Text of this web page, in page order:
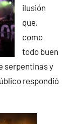
ilusión
que,
como
todo buen
serpentinas y
respondió